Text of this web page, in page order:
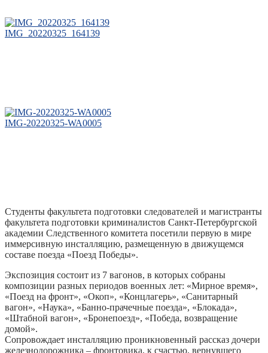
IMG_20220325_164139
IMG-20220325-WA0005
Студенты факультета подготовки следователей и магистранты
факультета подготовки криминалистов Санкт-Петербургской
академии Следственного комитета посетили первую в мире
иммерсивную инсталляцию, размещенную в движущемся
составе поезда «Поезд Победы».
Экспозиция состоит из 7 вагонов, в которых собраны
композиции разных периодов военных лет: «Мирное время»,
«Поезд на фронт», «Окоп», «Концлагерь», «Санитарный
вагон», «Наука», «Банно-прачечные поезда», «Блокада»,
«Штабной вагон», «Бронепоезд», «Победа, возвращение
домой».
Сопровождает инсталляцию проникновенный рассказ дочери
железнодорожника – фронтовика, к счастью, вернувшего